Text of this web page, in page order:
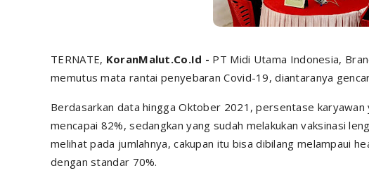
TERNATE, KoranMalut.Co.Id - PT Midi Utama Indonesia,
memutus mata rantai penyebaran Covid-19, diantaranya
Berdasarkan data hingga Oktober 2021, persentase
mencapai 82%, sedangkan yang sudah melakukan vaksinasi
melihat pada jumlahnya, cakupan itu bisa dibilang melampaui
dengan standar 70%.